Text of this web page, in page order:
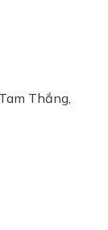
Thắng,